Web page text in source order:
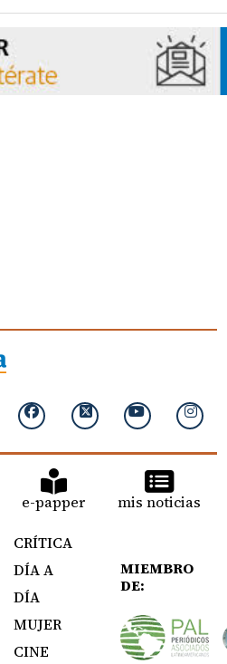
e-papper mis noticias
CRÍTICA
DÍA A
DÍA
MUJER
CINE
MIEMBRO
DE: